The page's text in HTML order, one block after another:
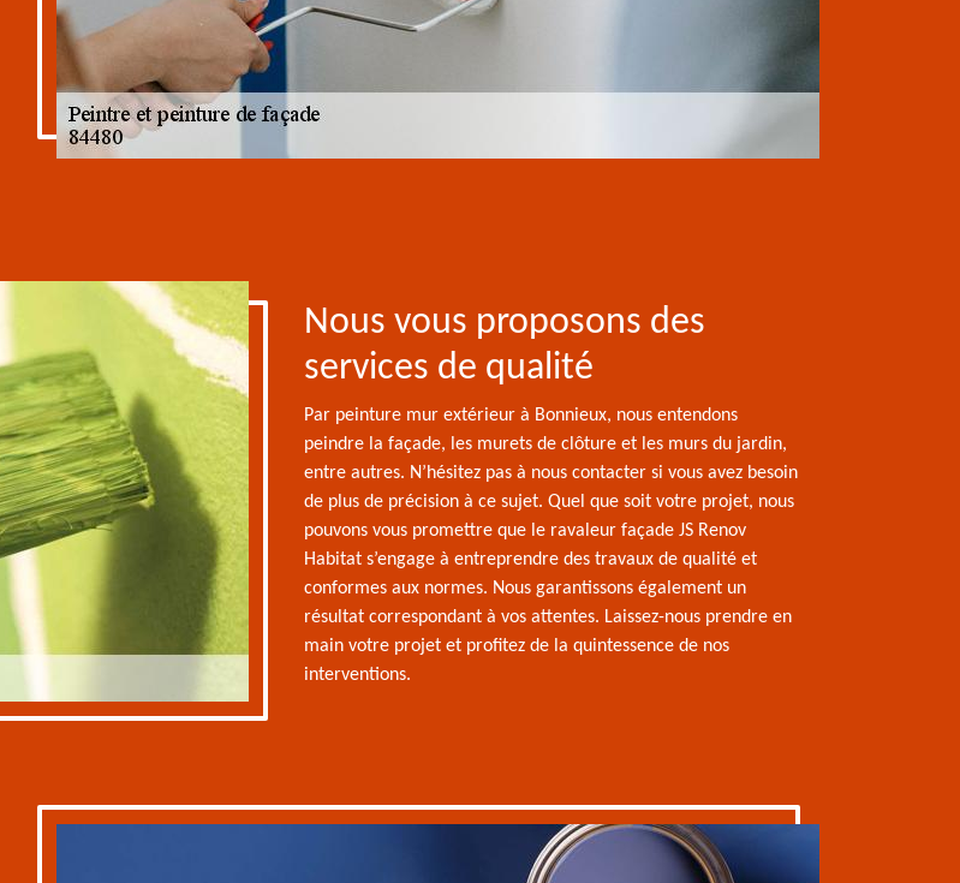
Nous vous proposons des
services de qualité
Par peinture mur extérieur à Bonnieux, nous entendons
peindre la façade, les murets de clôture et les murs du jardin,
entre autres. N’hésitez pas à nous contacter si vous avez besoin
de plus de précision à ce sujet. Quel que soit votre projet, nous
pouvons vous promettre que le ravaleur façade JS Renov
Habitat s’engage à entreprendre des travaux de qualité et
conformes aux normes. Nous garantissons également un
résultat correspondant à vos attentes. Laissez-nous prendre en
main votre projet et profitez de la quintessence de nos
interventions.